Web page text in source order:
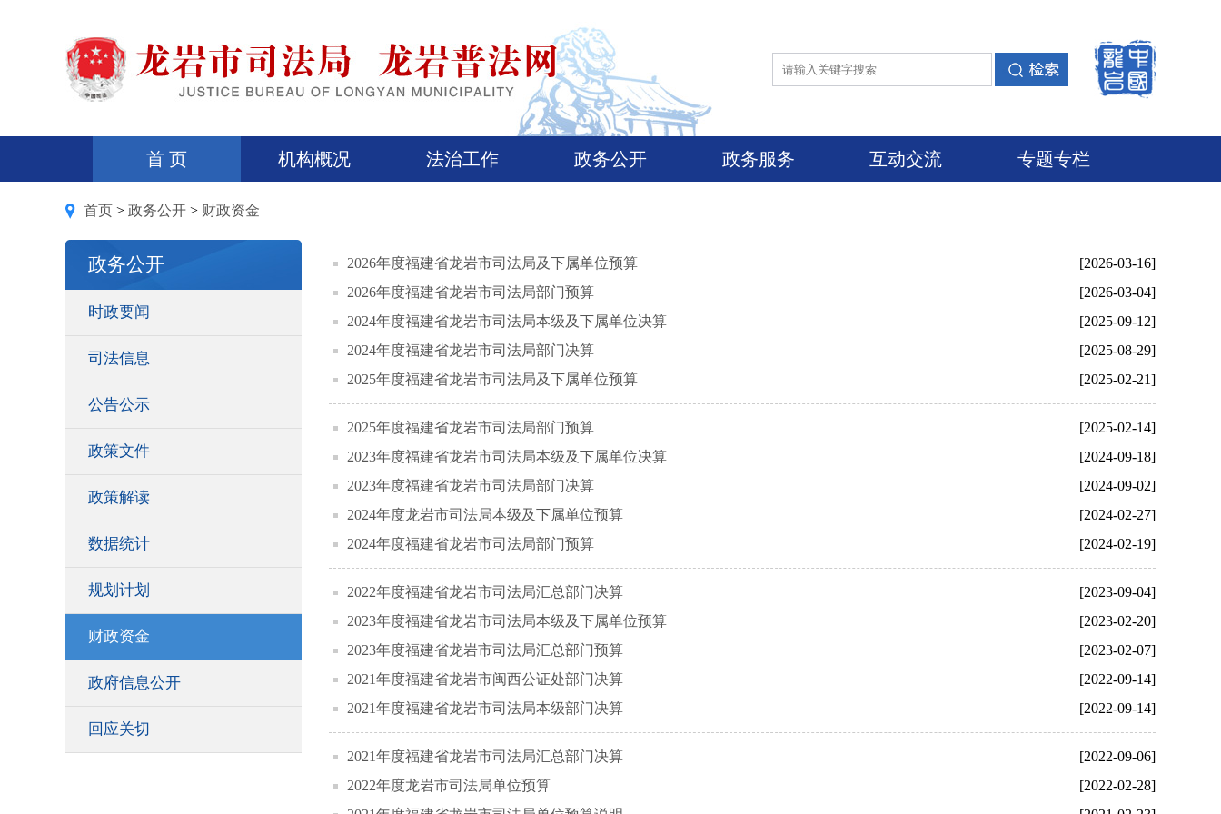
首 页 机构概况 法治工作 政务公开 政务服务 互动交流 专题专栏
首页 > 政务公开 > 财政资金
政务公开
时政要闻
司法信息
公告公示
政策文件
政策解读
数据统计
规划计划
财政资金
政府信息公开
回应关切
[2026-03-16]
2026年度福建省龙岩市司法局及下属单位预算
[2026-03-04]
2026年度福建省龙岩市司法局部门预算
[2025-09-12]
2024年度福建省龙岩市司法局本级及下属单位决算
[2025-08-29]
2024年度福建省龙岩市司法局部门决算
[2025-02-21]
2025年度福建省龙岩市司法局及下属单位预算
[2025-02-14]
2025年度福建省龙岩市司法局部门预算
[2024-09-18]
2023年度福建省龙岩市司法局本级及下属单位决算
[2024-09-02]
2023年度福建省龙岩市司法局部门决算
[2024-02-27]
2024年度龙岩市司法局本级及下属单位预算
[2024-02-19]
2024年度福建省龙岩市司法局部门预算
[2023-09-04]
2022年度福建省龙岩市司法局汇总部门决算
[2023-02-20]
2023年度福建省龙岩市司法局本级及下属单位预算
[2023-02-07]
2023年度福建省龙岩市司法局汇总部门预算
[2022-09-14]
2021年度福建省龙岩市闽西公证处部门决算
[2022-09-14]
2021年度福建省龙岩市司法局本级部门决算
[2022-09-06]
2021年度福建省龙岩市司法局汇总部门决算
[2022-02-28]
2022年度龙岩市司法局单位预算